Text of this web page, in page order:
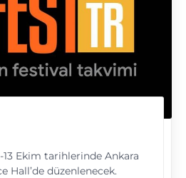
13 Ekim tarihlerinde Ankara
Hall’de düzenlenecek.